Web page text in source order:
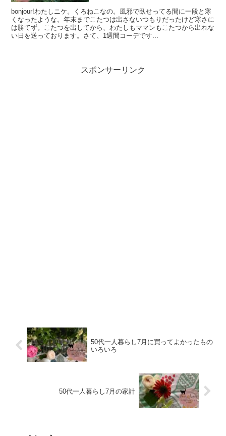
bonjour!わたしニケ。くろねこなの。風邪で臥せってる間に一段と寒
くなったような。年末までこたつは出さないつもりだったけど寒さに
は勝てず。こたつを出してから、わたしもママンもこたつから出れな
い日を送っております。さて、1週間コーデです...
スポンサーリンク
50代一人暮らし7月に買ってよかったもの
いろいろ
50代一人暮らし7月の家計